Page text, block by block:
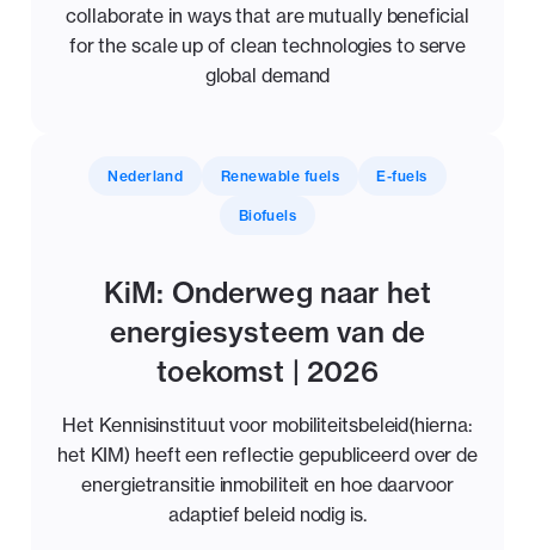
collaborate in ways that are mutually beneficial
for the scale up of clean technologies to serve
global demand
Nederland Renewable fuels E-fuels
Biofuels
KiM: Onderweg naar het
energiesysteem van de
toekomst | 2026
Het Kennisinstituut voor mobiliteitsbeleid(hierna:
het KIM) heeft een reflectie gepubliceerd over de
energietransitie inmobiliteit en hoe daarvoor
adaptief beleid nodig is.